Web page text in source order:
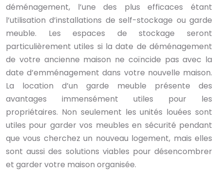
déménagement, l’une des plus efficaces étant
l’utilisation d’installations de self-stockage ou garde
meuble. Les espaces de stockage seront
particulièrement utiles si la date de déménagement
de votre ancienne maison ne coïncide pas avec la
date d’emménagement dans votre nouvelle maison.
La location d’un garde meuble présente des
avantages immensément utiles pour les
propriétaires. Non seulement les unités louées sont
utiles pour garder vos meubles en sécurité pendant
que vous cherchez un nouveau logement, mais elles
sont aussi des solutions viables pour désencombrer
et garder votre maison organisée.